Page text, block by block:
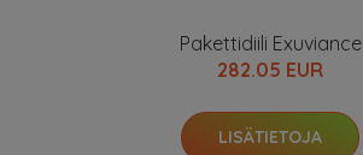
Pakettidiili Exuviance
282.05 EUR
LISÄTIETOJA